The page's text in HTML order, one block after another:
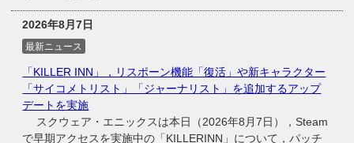
2026年8月7日
最新ニュース
「KILLER INN」，リスポーン機能「復活」や新キャラクター
「サイコメトリスト」「ジャーナリスト」を追加するアップ
デートを実施
スクウェア・エニックスは本日（2026年8月7日），Steam
で早期アクセスを実施中の「KILLERINN」について，パッチ